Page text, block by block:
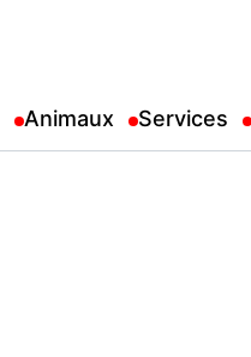
Animaux Services